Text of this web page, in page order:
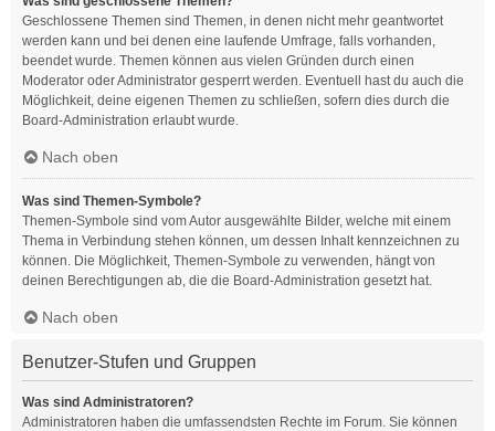
Geschlossene Themen sind Themen, in denen nicht mehr geantwortet
werden kann und bei denen eine laufende Umfrage, falls vorhanden,
beendet wurde. Themen können aus vielen Gründen durch einen
Moderator oder Administrator gesperrt werden. Eventuell hast du auch die
Möglichkeit, deine eigenen Themen zu schließen, sofern dies durch die
Board-Administration erlaubt wurde.
Nach oben
Was sind Themen-Symbole?
Themen-Symbole sind vom Autor ausgewählte Bilder, welche mit einem
Thema in Verbindung stehen können, um dessen Inhalt kennzeichnen zu
können. Die Möglichkeit, Themen-Symbole zu verwenden, hängt von
deinen Berechtigungen ab, die die Board-Administration gesetzt hat.
Nach oben
Benutzer-Stufen und Gruppen
Was sind Administratoren?
Administratoren haben die umfassendsten Rechte im Forum. Sie können